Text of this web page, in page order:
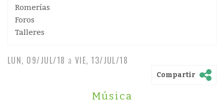
Romerías
Foros
Talleres
LUN, 09/JUL/18 a VIE, 13/JUL/18
Compartir
Música